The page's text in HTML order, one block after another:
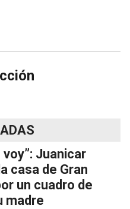
voy”: Juanicar
casa de Gran
un cuadro de
madre